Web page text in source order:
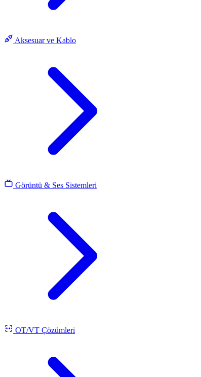
Aksesuar ve Kablo
Görüntü & Ses Sistemleri
OT/VT Çözümleri